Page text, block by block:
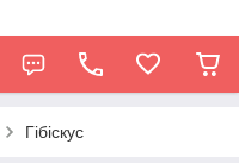
Гібіскус